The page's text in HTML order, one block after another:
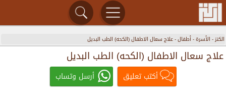
الكنز- الأسرة-أطفال-علاج سعال الاطفال (الكحه) الطب البديل
علاج سعال الاطفال (الكحه) الطب البديل
أكتب تعليق أرسل وتساب